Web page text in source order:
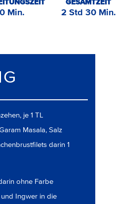
Min.
GESAMTZEIT
2 Std 30 Min.
je 1 TL
Masala, Salz
darin 1
ohne Farbe
Ingwer in die